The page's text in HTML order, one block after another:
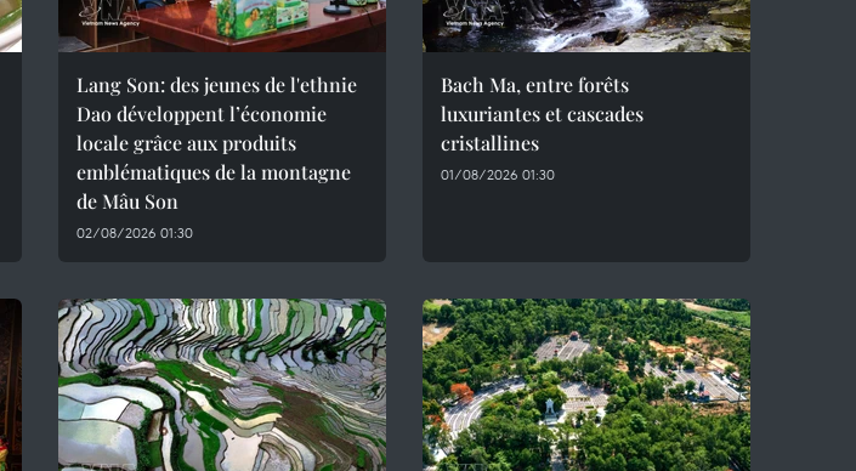
Lang Son: des jeunes de l'ethnie
Dao développent l’économie
locale grâce aux produits
emblématiques de la montagne
de Mâu Son
02/08/2026 01:30
Bach Ma, entre forêts
luxuriantes et cascades
cristallines
01/08/2026 01:30